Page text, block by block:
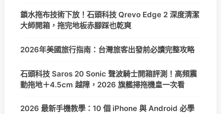
鎖水拖布技術下放！石頭科技 Qrevo Edge 2 深度清潔
大師開箱，拖完地板赤腳踩也乾爽
2026年美國旅行指南：台灣旅客出發前必讀完整攻略
石頭科技 Saros 20 Sonic 聲波騎士開箱評測！高頻震
動拖地＋4.5cm 越障，2026 旗艦掃拖機皇一次看
2026 最新手機教學：10 個 iPhone 與 Android 必學